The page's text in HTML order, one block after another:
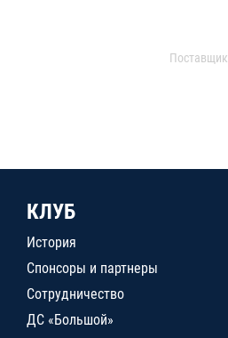
Поставщик
КЛУБ
История
Спонсоры и партнеры
Сотрудничество
ДС «Большой»